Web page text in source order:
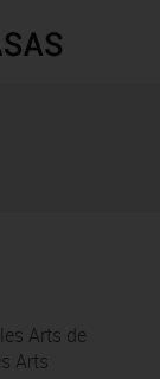
Arts de
Arts